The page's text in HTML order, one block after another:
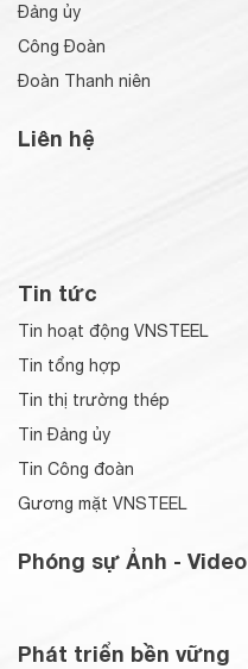
Đảng ủy
Công Đoàn
Đoàn Thanh niên
Liên hệ
Tin tức
Tin hoạt động VNSTEEL
Tin tổng hợp
Tin thị trường thép
Tin Đảng ủy
Tin Công đoàn
Gương mặt VNSTEEL
Phóng sự Ảnh - Video
Phát triển bền vững